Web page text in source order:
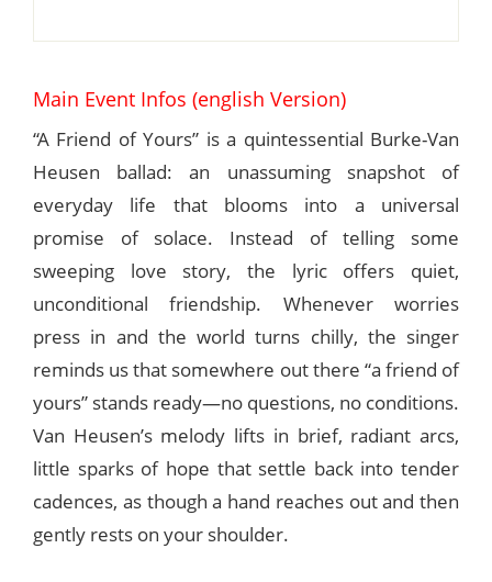
Main Event Infos (english Version)
“A Friend of Yours” is a quintessential Burke-Van
Heusen ballad: an unassuming snapshot of
everyday life that blooms into a universal
promise of solace. Instead of telling some
sweeping love story, the lyric offers quiet,
unconditional friendship. Whenever worries
press in and the world turns chilly, the singer
reminds us that somewhere out there “a friend of
yours” stands ready—no questions, no conditions.
Van Heusen’s melody lifts in brief, radiant arcs,
little sparks of hope that settle back into tender
cadences, as though a hand reaches out and then
gently rests on your shoulder.